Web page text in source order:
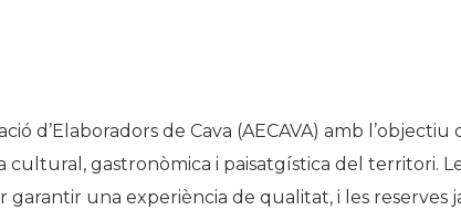
d’Elaboradors de Cava (AECAVA) amb l’objectiu
gastronòmica i paisatgística del territori.
una experiència de qualitat, i les reserves